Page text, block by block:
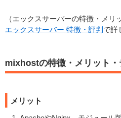
（エックスサーバーの特徴・メ
エックスサーバー 特徴・評判 で詳
mixhostの特徴・メリット・
メリット